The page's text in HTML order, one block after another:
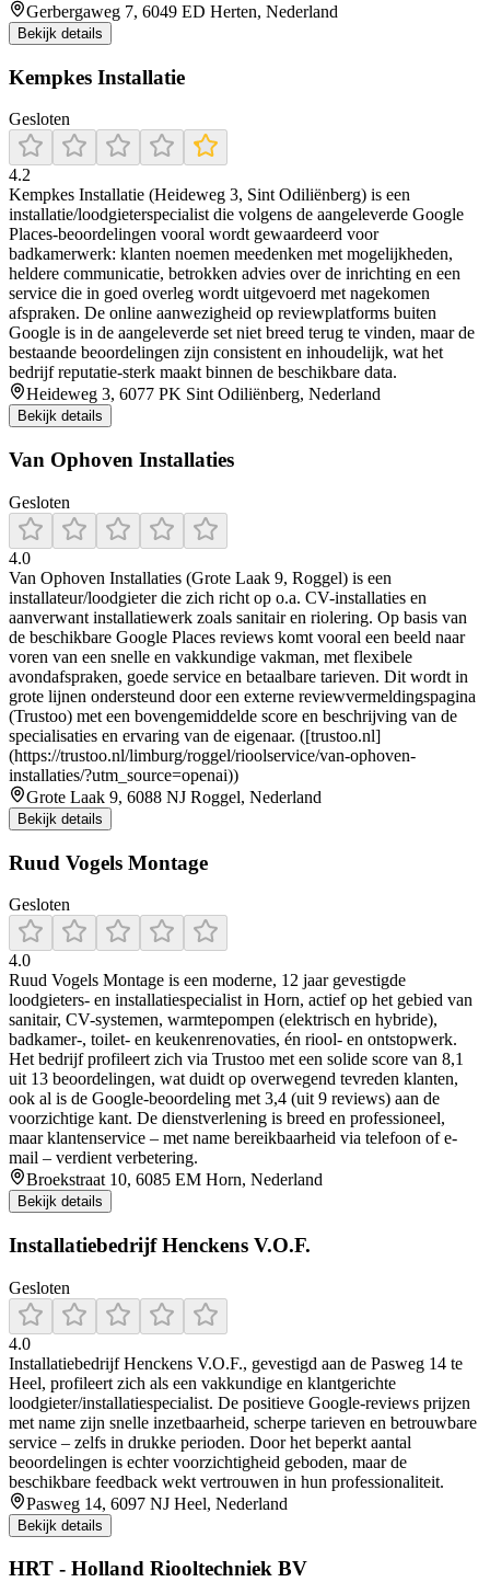
Gerbergaweg 7, 6049 ED Herten, Nederland
Bekijk details
Kempkes Installatie
Gesloten
4.2
Kempkes Installatie (Heideweg 3, Sint Odiliënberg) is een
installatie/loodgieterspecialist die volgens de aangeleverde Google
Places-beoordelingen vooral wordt gewaardeerd voor
badkamerwerk: klanten noemen meedenken met mogelijkheden,
heldere communicatie, betrokken advies over de inrichting en een
service die in goed overleg wordt uitgevoerd met nagekomen
afspraken. De online aanwezigheid op reviewplatforms buiten
Google is in de aangeleverde set niet breed terug te vinden, maar de
bestaande beoordelingen zijn consistent en inhoudelijk, wat het
bedrijf reputatie-sterk maakt binnen de beschikbare data.
Heideweg 3, 6077 PK Sint Odiliënberg, Nederland
Bekijk details
Van Ophoven Installaties
Gesloten
4.0
Van Ophoven Installaties (Grote Laak 9, Roggel) is een
installateur/loodgieter die zich richt op o.a. CV-installaties en
aanverwant installatiewerk zoals sanitair en riolering. Op basis van
de beschikbare Google Places reviews komt vooral een beeld naar
voren van een snelle en vakkundige vakman, met flexibele
avondafspraken, goede service en betaalbare tarieven. Dit wordt in
grote lijnen ondersteund door een externe reviewvermeldingspagina
(Trustoo) met een bovengemiddelde score en beschrijving van de
specialisaties en ervaring van de eigenaar. ([trustoo.nl]
(https://trustoo.nl/limburg/roggel/rioolservice/van-ophoven-
installaties/?utm_source=openai))
Grote Laak 9, 6088 NJ Roggel, Nederland
Bekijk details
Ruud Vogels Montage
Gesloten
4.0
Ruud Vogels Montage is een moderne, 12 jaar gevestigde
loodgieters- en installatiespecialist in Horn, actief op het gebied van
sanitair, CV-systemen, warmtepompen (elektrisch en hybride),
badkamer-, toilet- en keukenrenovaties, én riool- en ontstopwerk.
Het bedrijf profileert zich via Trustoo met een solide score van 8,1
uit 13 beoordelingen, wat duidt op overwegend tevreden klanten,
ook al is de Google-beoordeling met 3,4 (uit 9 reviews) aan de
voorzichtige kant. De dienstverlening is breed en professioneel,
maar klantenservice – met name bereikbaarheid via telefoon of e-
mail – verdient verbetering.
Broekstraat 10, 6085 EM Horn, Nederland
Bekijk details
Installatiebedrijf Henckens V.O.F.
Gesloten
4.0
Installatiebedrijf Henckens V.O.F., gevestigd aan de Pasweg 14 te
Heel, profileert zich als een vakkundige en klantgerichte
loodgieter/installatiespecialist. De positieve Google-reviews prijzen
met name zijn snelle inzetbaarheid, scherpe tarieven en betrouwbare
service – zelfs in drukke perioden. Door het beperkt aantal
beoordelingen is echter voorzichtigheid geboden, maar de
beschikbare feedback wekt vertrouwen in hun professionaliteit.
Pasweg 14, 6097 NJ Heel, Nederland
Bekijk details
HRT - Holland Riooltechniek BV